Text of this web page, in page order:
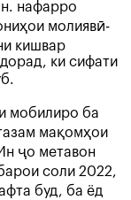
нафарро
молиявӣ-
кишвар
ки сифати
мобилиро ба
мақомҳои
ҷо метавон
соли 2022,
буд, ба ёд